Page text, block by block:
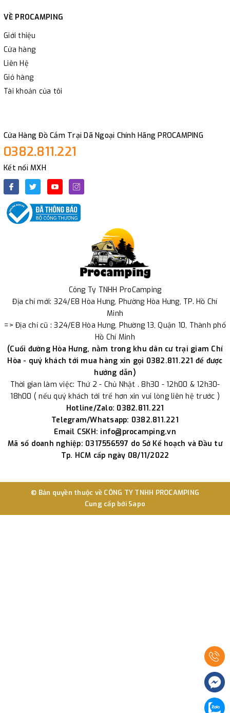
VỀ PROCAMPING
Giới thiệu
Cửa hàng
Liên Hệ
Giỏ hàng
Tài khoản của tôi
Cửa Hàng Đồ Cắm Trại Dã Ngoại Chính Hãng PROCAMPING
0382.811.221
Kết nối MXH
Công Ty TNHH ProCamping
Địa chỉ mới: 324/E8 Hòa Hưng, Phường Hòa Hưng, TP. Hồ Chí
Minh
=> Địa chỉ cũ : 324/E8 Hòa Hưng, Phường 13, Quận 10, Thành phố
Hồ Chí Minh
(Cuối đường Hòa Hưng, nằm trong khu dân cư trại giam Chí
Hòa - quý khách tới mua hàng xin gọi 0382.811.221 để được
hướng dẫn)
Thời gian làm việc: Thứ 2 - Chủ Nhật . 8h30 - 12h00 & 12h30-
18h00 ( nếu quý khách tới trể hơn xin vui lòng liên hệ trước )
Hotline/Zalo: 0382.811.221
Telegram/Whatsapp: 0382.811.221
Email CSKH: info@procamping.vn
Mã số doanh nghiệp: 0317556597 do Sở Kế hoạch và Đầu tư
Tp. HCM cấp ngày 08/11/2022
© Bản quyền thuộc về CÔNG TY TNHH PROCAMPING
Cung cấp bởi Sapo